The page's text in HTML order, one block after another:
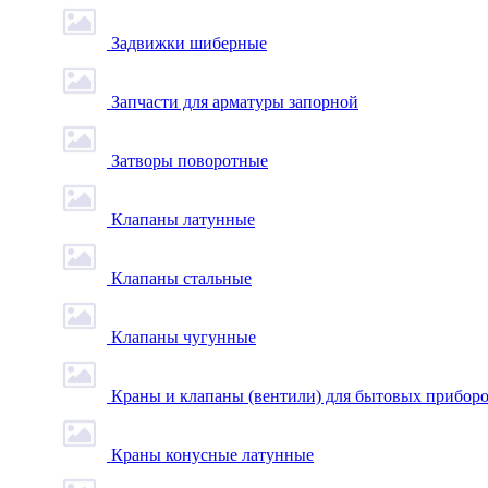
Задвижки шиберные
Запчасти для арматуры запорной
Затворы поворотные
Клапаны латунные
Клапаны стальные
Клапаны чугунные
Краны и клапаны (вентили) для бытовых
Краны конусные латунные